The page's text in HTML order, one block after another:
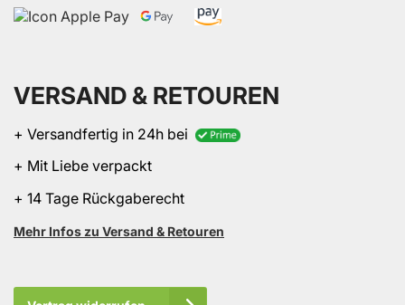
VERSAND & RETOUREN
+ Versandfertig in 24h bei
+ Mit Liebe verpackt
+ 14 Tage Rückgaberecht
Mehr Infos zu Versand & Retouren